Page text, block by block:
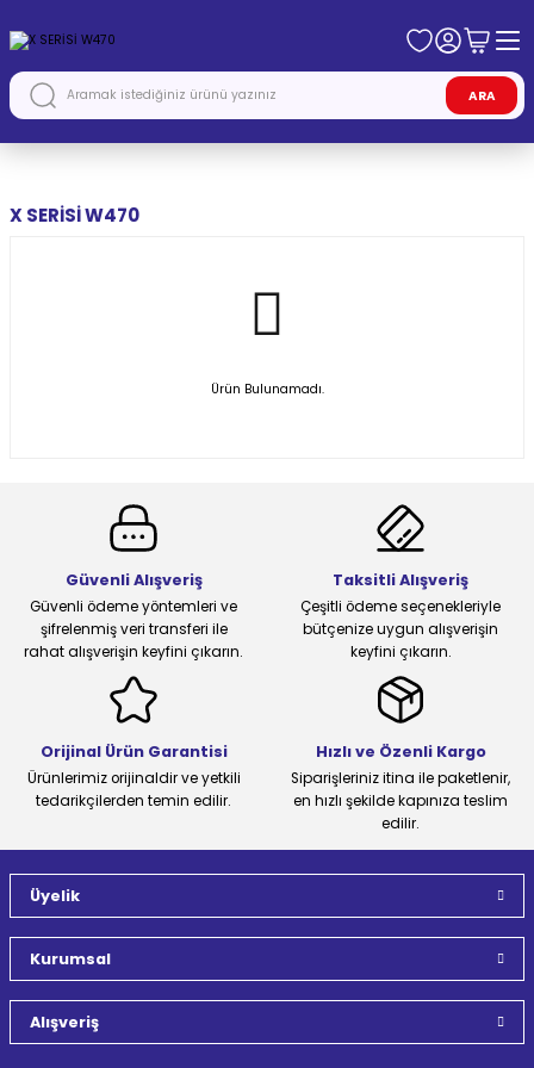
ARA
X SERİSİ W470
Ürün Bulunamadı.
Güvenli Alışveriş
Güvenli ödeme yöntemleri ve
şifrelenmiş veri transferi ile
rahat alışverişin keyfini çıkarın.
Taksitli Alışveriş
Çeşitli ödeme seçenekleriyle
bütçenize uygun alışverişin
keyfini çıkarın.
Orijinal Ürün Garantisi
Ürünlerimiz orijinaldir ve yetkili
tedarikçilerden temin edilir.
Hızlı ve Özenli Kargo
Siparişleriniz itina ile paketlenir,
en hızlı şekilde kapınıza teslim
edilir.
Üyelik
Kurumsal
Alışveriş